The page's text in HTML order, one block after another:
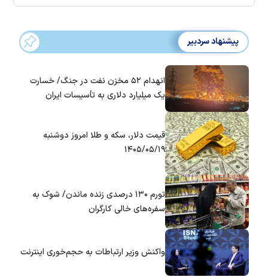
پیشنهاد سردبیر
انهدام ۵۲ مخزن نفت در جنگ/ خسارت
یک میلیارد دلاری به تأسیسات ایران
قیمت دلار، سکه و طلا امروز دوشنبه
۱۴۰۵/۰۵/۱۹
تورم ۱۳۰ درصدی زنده ماندن/ شوک به
سفره‌های خالی کارگران
واکنش وزیر ارتباطات به حجم‌خوری اینترنت